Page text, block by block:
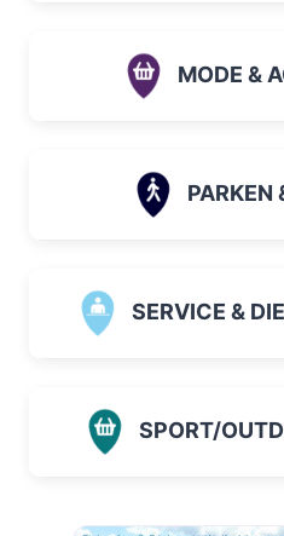
MODE &
PARKEN
SERVICE &
SPORT/